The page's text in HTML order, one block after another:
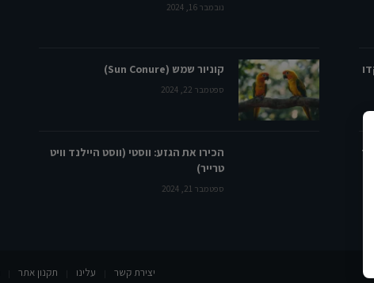
נובמבר 16, 2024
קוניור שמש (Sun Conure)
ספטמבר 22, 2024
הכירו את הגזע: ווסטי (ווסט היילנד וויט
טרייר)
ספטמבר 21, 2024
יצירת קשר עלינו תקנון אתר